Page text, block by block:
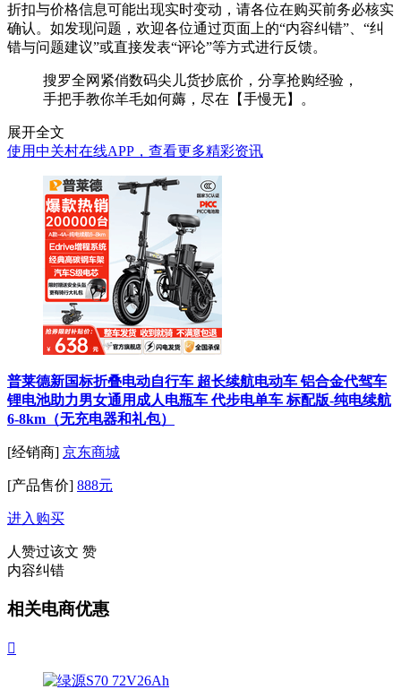
折扣与价格信息可能出现实时变动，请各位在购买前务必核实
确认。如发现问题，欢迎各位通过页面上的“内容纠错”、“纠
错与问题建议”或直接发表“评论”等方式进行反馈。
搜罗全网紧俏数码尖儿货抄底价，分享抢购经验，
手把手教你羊毛如何薅，尽在【手慢无】。
展开全文
使用中关村在线APP，查看更多精彩资讯
普莱德新国标折叠电动自行车 超长续航电动车 铝合金代驾车
锂电池助力男女通用成人电瓶车 代步电单车 标配版-纯电续航
6-8km（无充电器和礼包）
[经销商] 京东商城
[产品售价] 888元
进入购买
人赞过该文 赞
内容纠错
相关电商优惠
